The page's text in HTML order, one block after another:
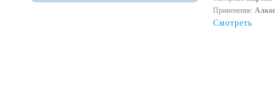
Применение:
Смотреть